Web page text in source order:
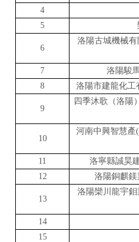
4
5
6
洛陽古城機械有
7
洛陽駿
8
洛陽市建龍化工
9
四季沐歌（洛陽
10
河南中興智慧產
11
洛寧縣誠昊
12
洛陽銅麒鎂
13
洛陽欒川龍宇
14
15